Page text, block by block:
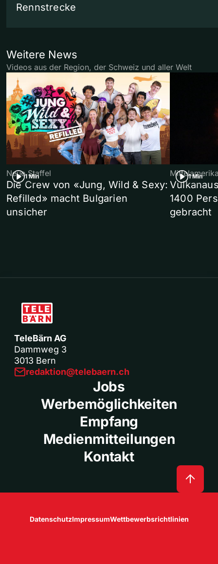
Rennstrecke
Weitere News
Videos aus der Region, der Schweiz und aller Welt
1 Min
Neue Staffel
Die Crew von «Jung, Wild & Sexy:
Refilled» macht Bulgarien
unsicher
1 Min
1400
gebracht
TeleBärn AG
Dammweg 3
3013 Bern
redaktion@telebaern.ch
Jobs
Werbemöglichkeiten
Empfang
Medienmitteilungen
Kontakt
DatenschutzImpressumWettbewerbsrichtlinien